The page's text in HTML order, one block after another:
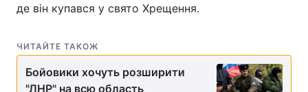
Головна
Україна Політика
де він купався у свято Хрещення.
ЧИТАЙТЕ ТАКОЖ
Бойовики хочуть розширити
"ЛНР" на всю область